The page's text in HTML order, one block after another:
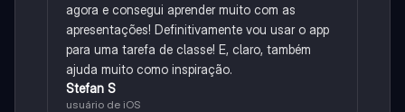
agora e consegui aprender muito com as
apresentações! Definitivamente vou usar o app
para uma tarefa de classe! E, claro, também
ajuda muito como inspiração.
Stefan S
usuário de iOS